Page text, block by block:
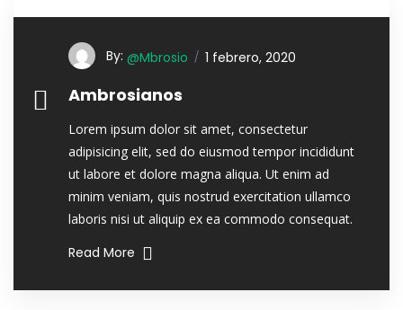
By: @mbrosio 1 febrero, 2020
Ambrosianos
Lorem ipsum dolor sit amet, consectetur
adipisicing elit, sed do eiusmod tempor incididunt
ut labore et dolore magna aliqua. Ut enim ad
minim veniam, quis nostrud exercitation ullamco
laboris nisi ut aliquip ex ea commodo consequat.
Read More